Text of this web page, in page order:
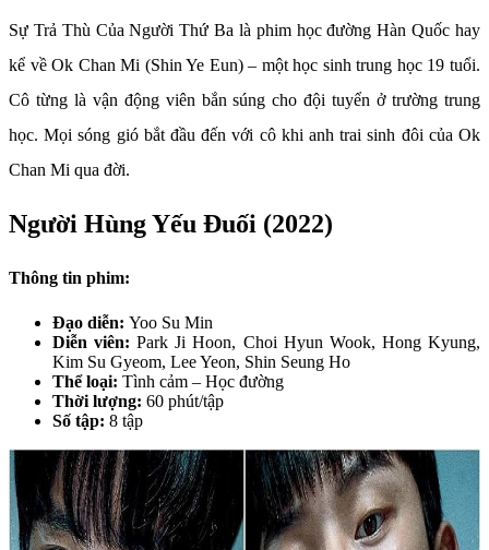
Sự Trả Thù Của Người Thứ Ba là phim học đường Hàn Quốc hay
kể về Ok Chan Mi (Shin Ye Eun) – một học sinh trung học 19 tuổi.
Cô từng là vận động viên bắn súng cho đội tuyển ở trường trung
học. Mọi sóng gió bắt đầu đến với cô khi anh trai sinh đôi của Ok
Chan Mi qua đời.
Người Hùng Yếu Đuối (2022)
Thông tin phim:
Đạo diễn: Yoo Su Min
Diễn viên:Park Ji Hoon, Choi Hyun Wook, Hong Kyung,
Kim Su Gyeom, Lee Yeon, Shin Seung Ho
Thể loại: Tình cảm – Học đường
Thời lượng: 60 phút/tập
Số tập: 8 tập